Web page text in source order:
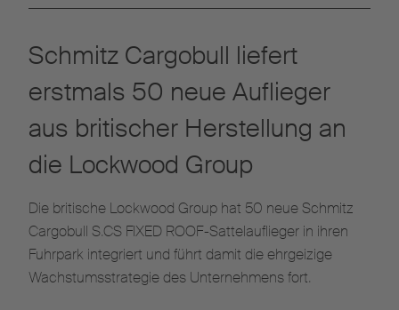
Schmitz Cargobull liefert
erstmals 50 neue Auflieger
aus britischer Herstellung an
die Lockwood Group
Die britische Lockwood Group hat 50 neue Schmitz
Cargobull S.CS FIXED ROOF-Sattelauflieger in ihren
Fuhrpark integriert und führt damit die ehrgeizige
Wachstumsstrategie des Unternehmens fort.